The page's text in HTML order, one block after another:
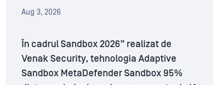
Aug 3, 2026
În cadrul Sandbox 2026” realizat de
Venak Security, tehnologia Adaptive
Sandbox MetaDefender Sandbox 95%